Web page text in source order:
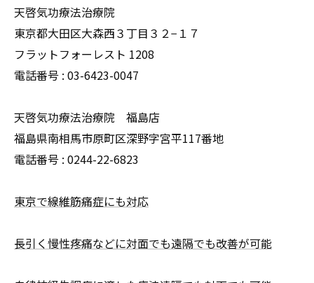
天啓気功療法治療院
東京都大田区大森西３丁目３２−１７
フラットフォーレスト 1208
電話番号 : 03-6423-0047
天啓気功療法治療院 福島店
福島県南相馬市原町区深野字宮平117番地
電話番号 : 0244-22-6823
東京で線維筋痛症にも対応
長引く慢性疼痛などに対面でも遠隔でも改善が可能